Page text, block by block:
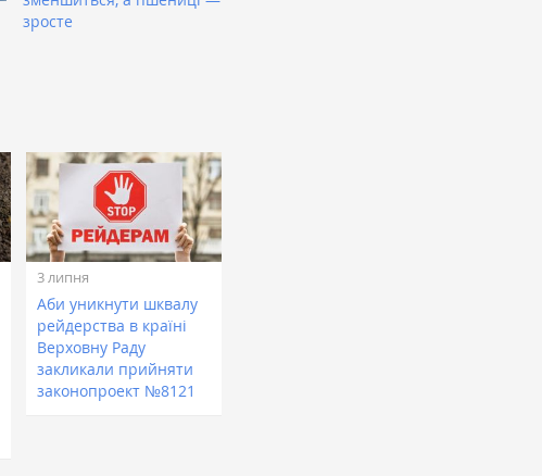
зросте
3 липня
Аби уникнути шквалу
рейдерства в країні
Верховну Раду
закликали прийняти
законопроект №8121